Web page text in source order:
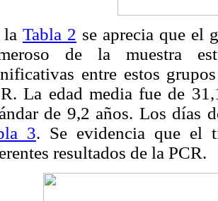
la Tabla 2 se aprecia que el
de la muestra
entre estos
La edad media fue de
de 9,2 años. Los días
3. Se evidencia que el
resultados de la PCR.